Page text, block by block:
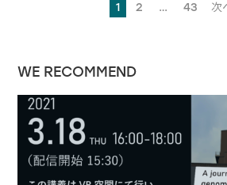
1 2 … 43 次
WE RECOMMEND